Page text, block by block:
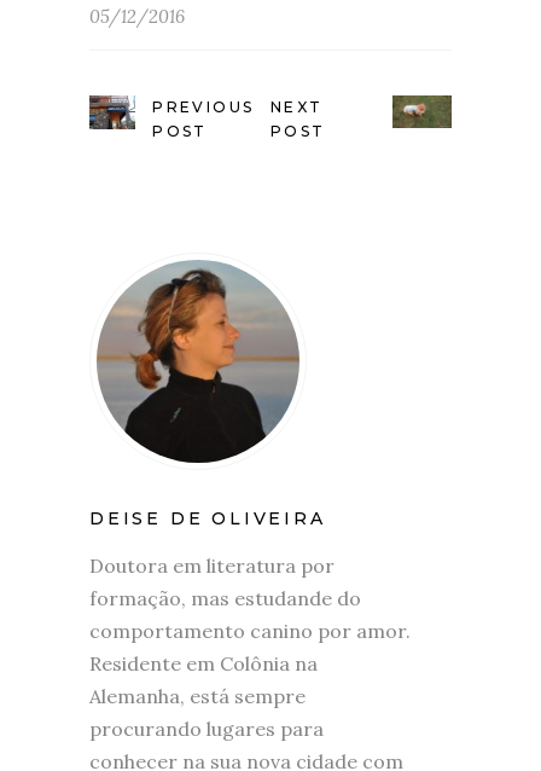
05/12/2016
PREVIOUS
POST
NEXT
POST
DEISE DE OLIVEIRA
Doutora em literatura por
formação, mas estudande do
comportamento canino por amor.
Residente em Colônia na
Alemanha, está sempre
procurando lugares para
conhecer na sua nova cidade com